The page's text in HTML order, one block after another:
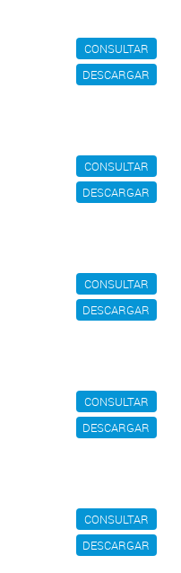
CONSULTAR
DESCARGAR
CONSULTAR
DESCARGAR
CONSULTAR
DESCARGAR
CONSULTAR
DESCARGAR
CONSULTAR
DESCARGAR